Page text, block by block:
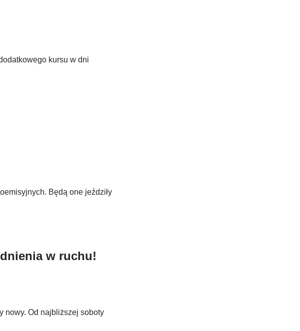
kursu w dni
Będą one jeździły
w ruchu!
nowy. Od najbliższej soboty